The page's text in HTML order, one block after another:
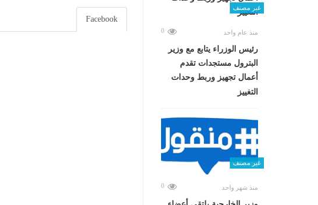
غير مصنف
منذ عام واحد 0
رئيس الوزراء يتابع مع وزير
البترول مستجدات تقدم
أعمال تجهيز وربط وحدات
التغييز
غير مصنف
منذ شهر واحد 0
Facebook